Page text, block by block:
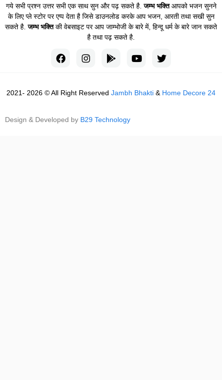
गये सभी प्रश्न उत्तर सभी एक साथ सुन और पढ़ सकते है.जम्भ भक्तिआपको भजन सुनने
के लिए प्ले स्टोर पर एप्प देता है जिसे डाउनलोड करके आप भजन, आरती तथा सखी सुन
सकते है.जम्भ भक्तिकी वेबसाइट पर आप जाम्भोजी के बारे में, हिन्दू धर्म के बारे जान सकते
है तथा पढ़ सकते है.
2021- 2026 © All Right Reserved Jambh Bhakti & Home Decore 24
Design & Developed by B29 Technology